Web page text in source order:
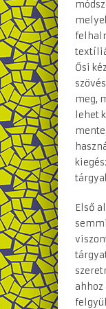
Ősi
meg,
lehet
Első
ahhoz